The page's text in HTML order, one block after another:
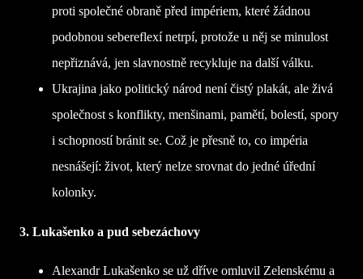
proti společné obraně před impériem, které žádnou
podobnou sebereflexí netrpí, protože u něj se minulost
nepřiznává, jen slavnostně recykluje na další válku.
Ukrajina jako politický národ není čistý plakát, ale živá
společnost s konflikty, menšinami, pamětí, bolestí, spory
i schopností bránit se. Což je přesně to, co impéria
nesnášejí: život, který nelze srovnat do jedné úřední
kolonky.
3. Lukašenko a pud sebezáchovy
Alexandr Lukašenko se už dříve omluvil Zelenskému a